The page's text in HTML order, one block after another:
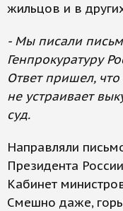
жильцов и в
- Мы писали
Генпрокуратуру
Ответ пришел,
не устраивает
суд.
Направляли
Президента
Кабинет
Смешно даже,